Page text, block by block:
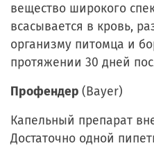
вещество широкого
всасывается в кровь,
организму питомца и
протяжении 30 дней
Профендер (Bayer)
Капельный препарат
Достаточно одной